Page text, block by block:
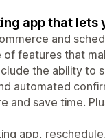
app that
and
features that
the ability to
automated
and save time.
app,